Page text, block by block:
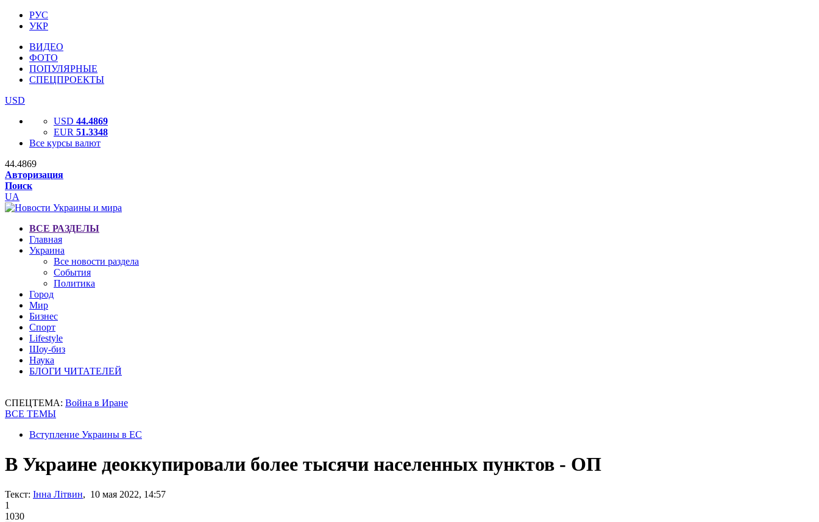
РУС
УКР
ВИДЕО
ФОТО
ПОПУЛЯРНЫЕ
СПЕЦПРОЕКТЫ
USD
USD 44.4869
EUR 51.3348
Все курсы валют
44.4869
Авторизация
Поиск
UA
ВСЕ РАЗДЕЛЫ
Главная
Украина
Все новости раздела
События
Политика
Город
Мир
Бизнес
Спорт
Lifestyle
Шоу-биз
Наука
БЛОГИ ЧИТАТЕЛЕЙ
СПЕЦТЕМА: Война в Иране
ВСЕ ТЕМЫ
Вступление Украины в ЕС
В Украине деоккупировали более тысячи населенных пунктов - ОП
Текст: Інна Літвин, 10 мая 2022, 14:57
1
1030